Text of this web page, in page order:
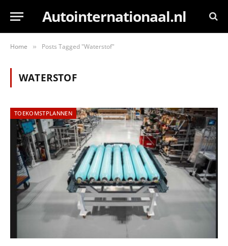
Autointernationaal.nl
Home » Posts Tagged "Waterstof"
WATERSTOF
TOEKOMSTPLANNEN